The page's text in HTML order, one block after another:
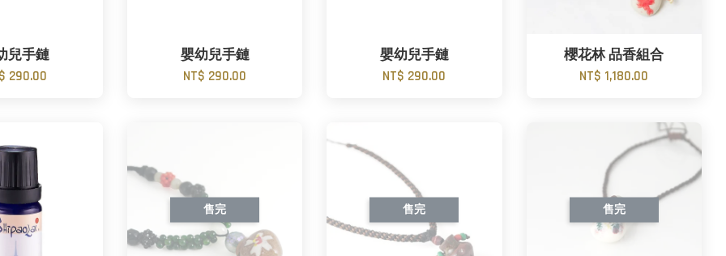
兒手鏈
290.00
嬰幼兒手鏈
NT$ 290.00
嬰幼兒手鏈
NT$ 290.00
櫻花林 品香組合
NT$ 1,180.00
售完 售完 售完